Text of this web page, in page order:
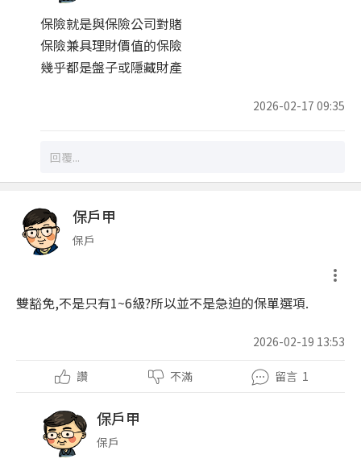
保險就是與保險公司對賭
保險兼具理財價值的保險
幾乎都是盤子或隱藏財產
2026-02-17 09:35
保戶甲
保戶
雙豁免,不是只有1~6級?所以並不是急迫的保單選項.
2026-02-19 13:53
讚 不滿 留言 1
保戶甲
保戶